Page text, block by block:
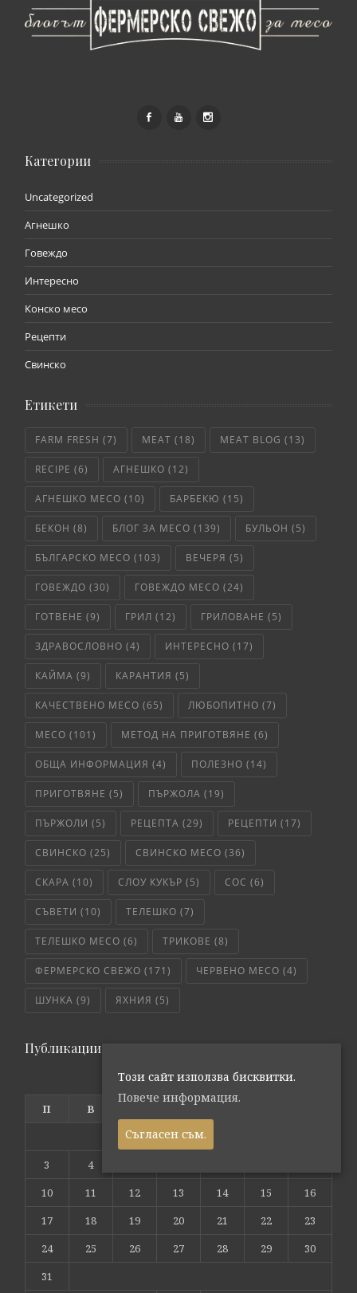
Категории
Uncategorized
Агнешко
Говеждо
Интересно
Конско месо
Рецепти
Свинско
Етикети
FARM FRESH (7) MEAT (18) MEAT BLOG (13)
RECIPE (6) АГНЕШКО (12)
АГНЕШКО МЕСО (10) БАРБЕКЮ (15)
БЕКОН (8) БЛОГ ЗА МЕСО (139) БУЛЬОН (5)
БЪЛГАРСКО МЕСО (103) ВЕЧЕРЯ (5)
ГОВЕЖДО (30) ГОВЕЖДО МЕСО (24)
ГОТВЕНЕ (9) ГРИЛ (12) ГРИЛОВАНЕ (5)
ЗДРАВОСЛОВНО (4) ИНТЕРЕСНО (17)
КАЙМА (9) КАРАНТИЯ (5)
КАЧЕСТВЕНО МЕСО (65) ЛЮБОПИТНО (7)
МЕСО (101) МЕТОД НА ПРИГОТВЯНЕ (6)
ОБЩА ИНФОРМАЦИЯ (4) ПОЛЕЗНО (14)
ПРИГОТВЯНЕ (5) ПЪРЖОЛА (19)
ПЪРЖОЛИ (5) РЕЦЕПТА (29) РЕЦЕПТИ (17)
СВИНСКО (25) СВИНСКО МЕСО (36)
СКАРА (10) СЛОУ КУКЪР (5) СОС (6)
СЪВЕТИ (10) ТЕЛЕШКО (7)
ТЕЛЕШКО МЕСО (6) ТРИКОВЕ (8)
ФЕРМЕРСКО СВЕЖО (171) ЧЕРВЕНО МЕСО (4)
ШУНКА (9) ЯХНИЯ (5)
Публикации по дата
август 2026
П В Ч
3
4
10
11 12 13 14 15
16
17
18 19 20 21 22
23
24
25 26 27 28 29
30
31
Този сайт използва бисквитки.
Повече информация.
Съгласен съм.